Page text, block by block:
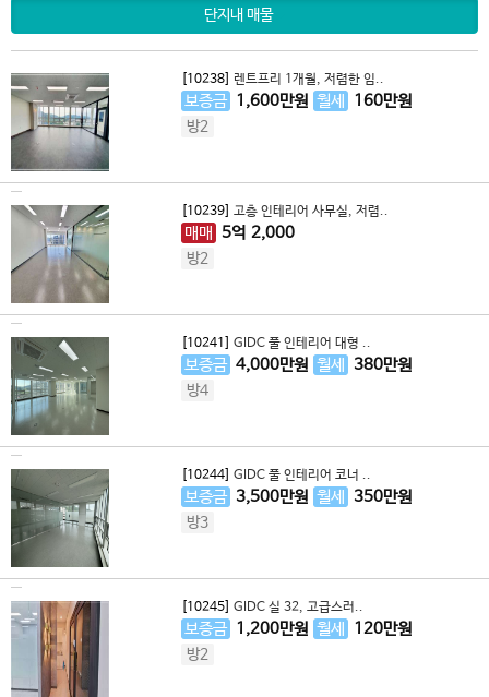
단지내 매물
[10238] 렌트프리 1개월, 저렴한 임..
보증금 1,600만원 월세 160만원
방2
[10239] 고층 인테리어 사무실, 저렴..
매매 5억 2,000
방2
[10241] GIDC 풀 인테리어 대형 ..
보증금 4,000만원 월세 380만원
방4
[10244] GIDC 풀 인테리어 코너 ..
보증금 3,500만원 월세 350만원
방3
[10245] GIDC 실 32, 고급스러..
보증금 1,200만원 월세 120만원
방2